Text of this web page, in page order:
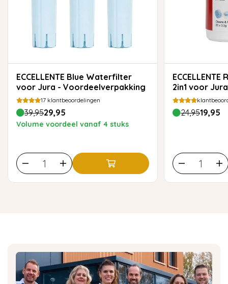
ECCELLENTE Blue Waterfilter
voor Jura - Voordeelverpakking
17 klantbeoordelingen
39,9529,95
Volume voordeel vanaf 4 stuks
ECCELLENTE Reinigingstabletten
2in1 voor
24,9519,95